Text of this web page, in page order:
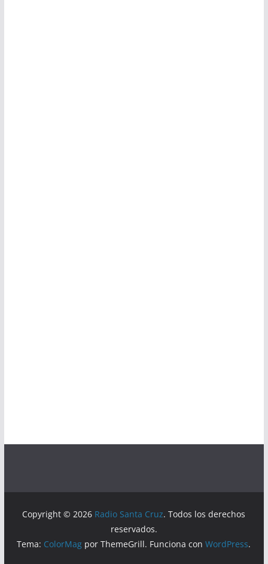
Copyright © 2026 Radio Santa Cruz. Todos los derechos
reservados.
Tema: ColorMag por ThemeGrill. Funciona conWordPress.